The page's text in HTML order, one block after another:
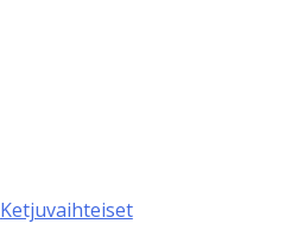
Ketjuvaihteiset